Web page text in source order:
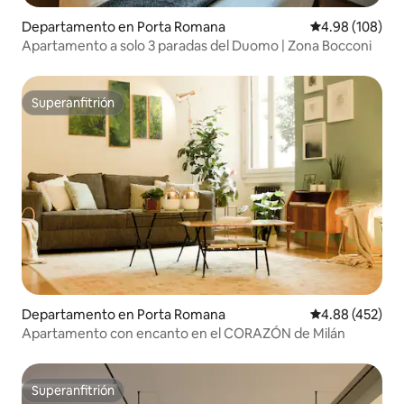
Departamento en Porta Romana Calificación
4.98 (108)
Apartamento a solo 3 paradas del Duomo | Zona Bocconi
Superanfitrión
Superanfitrión
Departamento en Porta Romana Calificación
4.88 (452)
Apartamento con encanto en el CORAZÓN de Milán
Superanfitrión
Superanfitrión